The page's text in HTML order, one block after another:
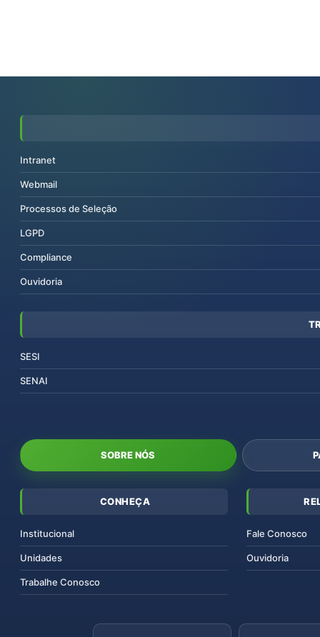
Intranet
Webmail
Processos de Seleção
LGPD
Compliance
Ouvidoria
SESI
SENAI
SOBRE NÓS
CONHEÇA
Institucional
Unidades
Trabalhe Conosco
Fale Conosco
Ouvidoria